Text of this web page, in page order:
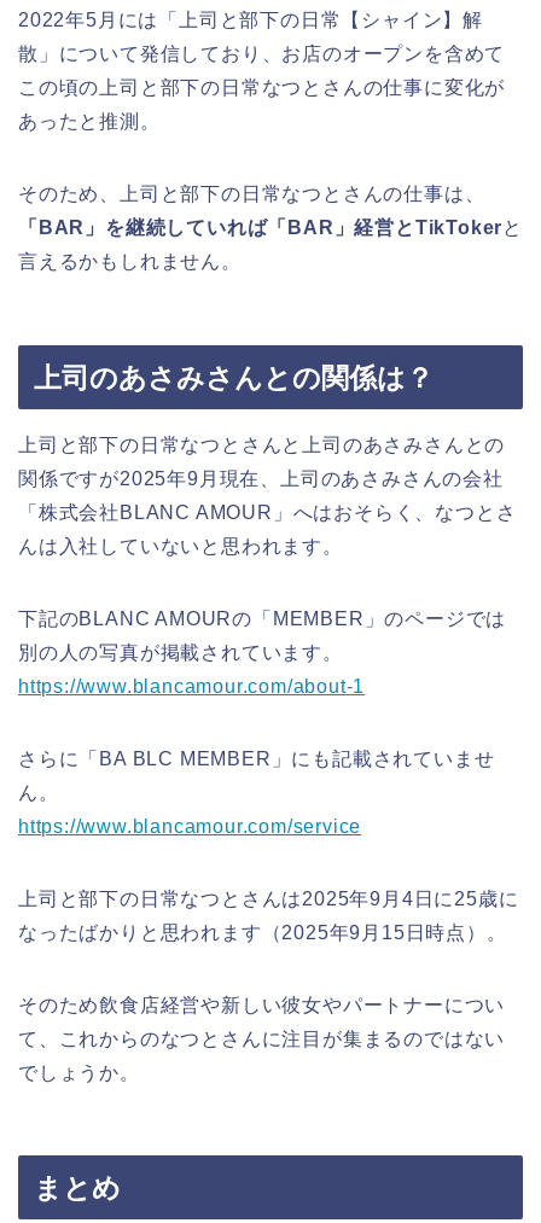
2022年5月には「上司と部下の日常【シャイン】解
散」について発信しており、お店のオープンを含めて
この頃の上司と部下の日常なつとさんの仕事に変化が
あったと推測。
そのため、上司と部下の日常なつとさんの仕事は、
「BAR」を継続していれば「BAR」経営とTikTokerと
言えるかもしれません。
上司のあさみさんとの関係は？
上司と部下の日常なつとさんと上司のあさみさんとの
関係ですが2025年9月現在、上司のあさみさんの会社
「株式会社BLANC AMOUR」へはおそらく、なつとさ
んは入社していないと思われます。
下記のBLANC AMOURの「MEMBER」のページでは
別の人の写真が掲載されています。
https://www.blancamour.com/about-1
さらに「BA BLC MEMBER」にも記載されていませ
ん。
https://www.blancamour.com/service
上司と部下の日常なつとさんは2025年9月4日に25歳に
なったばかりと思われます（2025年9月15日時点）。
そのため飲食店経営や新しい彼女やパートナーについ
て、これからのなつとさんに注目が集まるのではない
でしょうか。
まとめ